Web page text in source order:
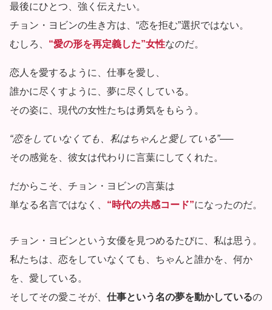
最後にひとつ、強く伝えたい。
チョン・ヨビンの生き方は、“恋を拒む”選択ではない。
むしろ、 “愛の形を再定義した”女性なのだ。
恋人を愛するように、仕事を愛し、
誰かに尽くすように、夢に尽くしている。
その姿に、現代の女性たちは勇気をもらう。
“恋をしていなくても、私はちゃんと愛している”──
その感覚を、彼女は代わりに言葉にしてくれた。
だからこそ、チョン・ヨビンの言葉は
単なる名言ではなく、 “時代の共感コード”になったのだ。
チョン・ヨビンという女優を見つめるたびに、私は思う。
私たちは、恋をしていなくても、ちゃんと誰かを、何か
を、愛している。
そしてその愛こそが、 仕事という名の夢を動かしているの